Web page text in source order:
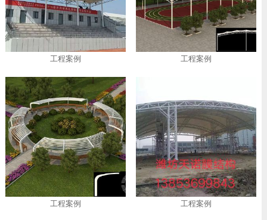
工程案例 工程案例
工程案例 工程案例